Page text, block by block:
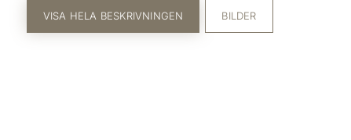
VISA HELA BESKRIVNINGEN BILDER